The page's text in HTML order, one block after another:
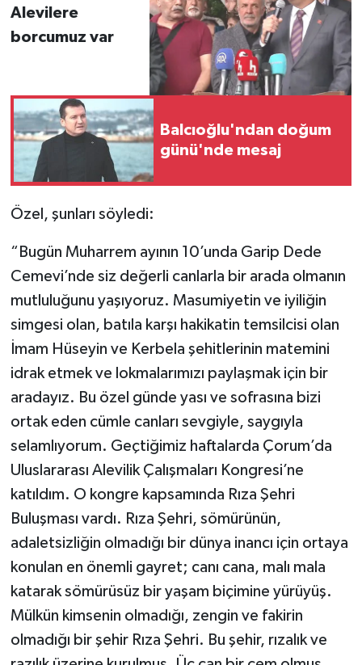
Alevilere
borcumuz var
Balcıoğlu'ndan doğum
günü'nde mesaj
Özel, şunları söyledi:
“Bugün Muharrem ayının 10’unda Garip Dede
Cemevi’nde siz değerli canlarla bir arada olmanın
mutluluğunu yaşıyoruz. Masumiyetin ve iyiliğin
simgesi olan, batıla karşı hakikatin temsilcisi olan
İmam Hüseyin ve Kerbela şehitlerinin matemini
idrak etmek ve lokmalarımızı paylaşmak için bir
aradayız. Bu özel günde yası ve sofrasına bizi
ortak eden cümle canları sevgiyle, saygıyla
selamlıyorum. Geçtiğimiz haftalarda Çorum’da
Uluslararası Alevilik Çalışmaları Kongresi’ne
katıldım. O kongre kapsamında Rıza Şehri
Buluşması vardı. Rıza Şehri, sömürünün,
adaletsizliğin olmadığı bir dünya inancı için ortaya
konulan en önemli gayret; canı cana, malı mala
katarak sömürüsüz bir yaşam biçimine yürüyüş.
Mülkün kimsenin olmadığı, zengin ve fakirin
olmadığı bir şehir Rıza Şehri. Bu şehir, rızalık ve